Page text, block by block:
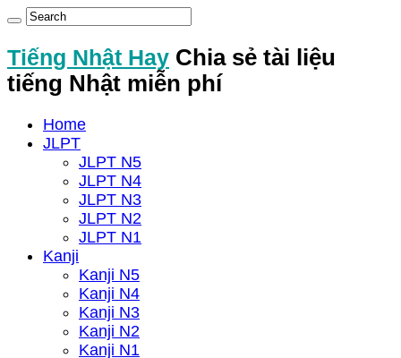
Tiếng Nhật Hay Chia sẻ tài liệu
tiếng Nhật miễn phí
Home
JLPT
JLPT N5
JLPT N4
JLPT N3
JLPT N2
JLPT N1
Kanji
Kanji N5
Kanji N4
Kanji N3
Kanji N2
Kanji N1